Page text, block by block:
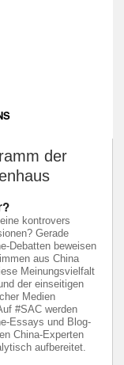
der
kontrovers
Gerade
Debatten beweisen
aus China
Meinungsvielfalt
der einseitigen
Medien
#SAC werden
Essays und Blog-
China-Experten
aufbereitet.